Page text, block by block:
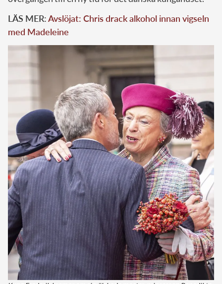
LÄS MER:Avslöjat: Chris drack alkohol innan vigseln
med Madeleine